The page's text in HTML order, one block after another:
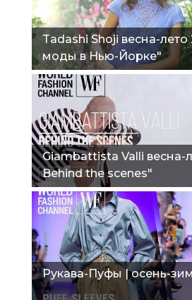
Tadashi Shoji весна-
моды в Нью-Йорке"
Giambattista Valli весна-
Behind the scenes"
Рукава-Пуфы | осень-